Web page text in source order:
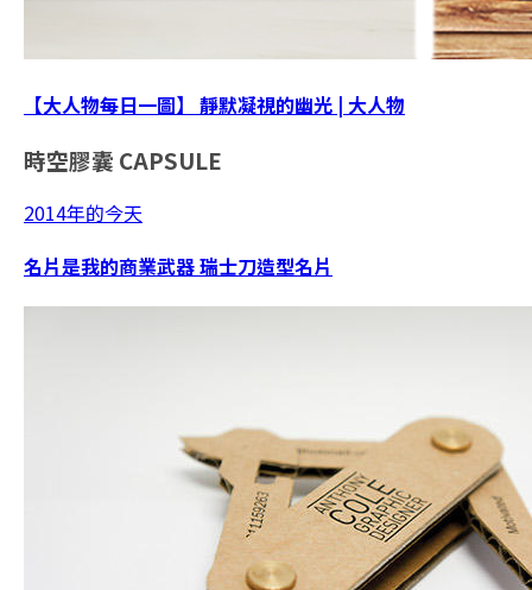
【大人物每日一圖】 靜默凝視的幽光 | 大人物
時空膠囊 CAPSULE
2014年的今天
名片是我的商業武器 瑞士刀造型名片